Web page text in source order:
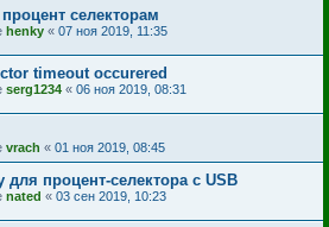
селекторам
henky « 07 ноя 2019, 11:35
timeout occurered
serg1234 « 06 ноя 2019, 08:31
vrach « 01 ноя 2019, 08:45
процент-селектора с USB
nated « 03 сен 2019, 10:23